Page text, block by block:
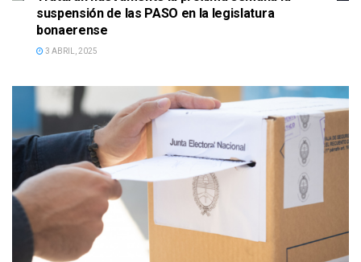
suspensión de las PASO en la legislatura
bonaerense
3 ABRIL, 2025